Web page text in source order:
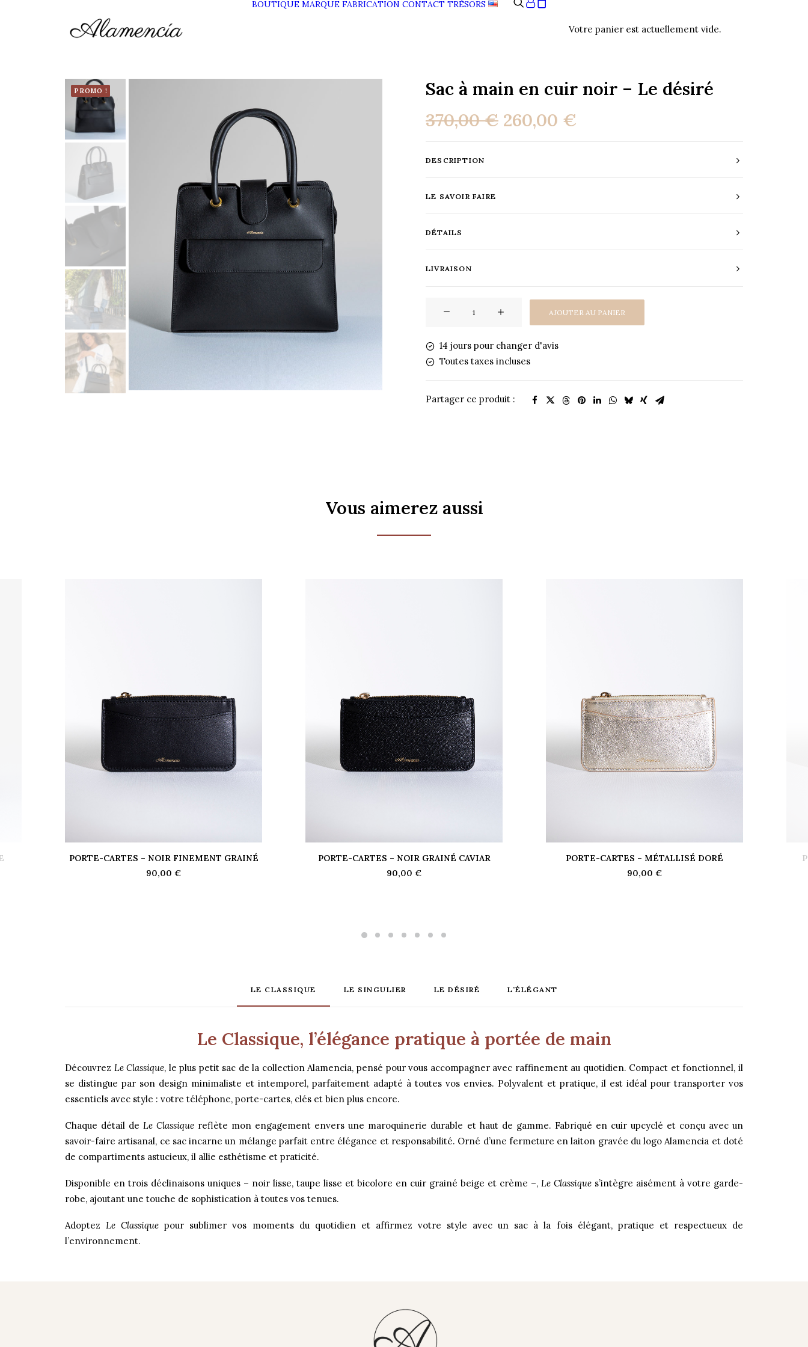
BOUTIQUE MARQUE FABRICATION CONTACT TRÉSORS
Votre panier est actuellement vide.
PROMO !
Sac à main en cuir noir – Le désiré
370,00€ Le
260,00 €
DESCRIPTION
LE SAVOIR FAIRE
DÉTAILS
LIVRAISON
à
main
cuir
AJOUTER AU PANIER
14 jours pour changer d'avis
Toutes taxes incluses
Partager ce produit :
Vous aimerez aussi
PORTE-CARTES – NOIR FINEMENT GRAINÉ
90,00 €
PORTE-CARTES – NOIR GRAINÉ CAVIAR
90,00 €
PORTE-CARTES – MÉTALLISÉ DORÉ
90,00 €
LE CLASSIQUE LE SINGULIER LE DÉSIRÉ L’ÉLÉGANT
Le Classique, l’élégance pratique à portée de main
Découvrez Le Classique, le plus petit sac de la collection Alamencia, pensé pour vous accompagner avec raffinement au quotidien. Compact et fonctionnel, il
se distingue par son design minimaliste et intemporel, parfaitement adapté à toutes vos envies. Polyvalent et pratique, il est idéal pour transporter vos
essentiels avec style : votre téléphone, porte-cartes, clés et bien plus encore.
Chaque détail deLe Classique reflète mon engagement envers une maroquinerie durable et haut de gamme. Fabriqué en cuir upcyclé et conçu avec un
savoir-faire artisanal, ce sac incarne un mélange parfait entre élégance et responsabilité. Orné d’une fermeture en laiton gravée du logo Alamencia et doté
de compartiments astucieux, il allie esthétisme et praticité.
Disponible en trois déclinaisons uniques – noir lisse, taupe lisse et bicolore en cuir grainé beige et crème –, Le Classique s’intègre aisément à votre garde-
robe, ajoutant une touche de sophistication à toutes vos tenues.
AdoptezLe Classique pour sublimer vos moments du quotidien et affirmez votre style avec un sac à la fois élégant, pratique et respectueux de
l’environnement.